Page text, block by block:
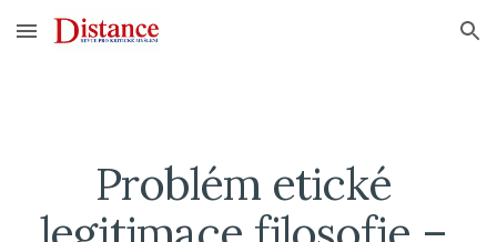
Skip to main content Skip to navigation
Problém etické